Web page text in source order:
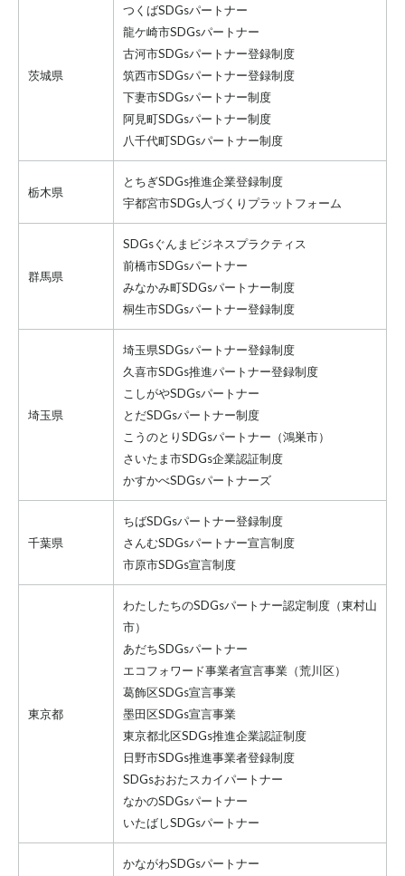
茨城県
つくばSDGsパートナー
龍ケ崎市SDGsパートナー
古河市SDGsパートナー登録制度
筑西市SDGsパートナー登録制度
下妻市SDGsパートナー制度
阿見町SDGsパートナー制度
八千代町SDGsパートナー制度
栃木県
とちぎSDGs推進企業登録制度
宇都宮市SDGs人づくりプラットフォーム
群馬県
SDGsぐんまビジネスプラクティス
前橋市SDGsパートナー
みなかみ町SDGsパートナー制度
桐生市SDGsパートナー登録制度
埼玉県
埼玉県SDGsパートナー登録制度
久喜市SDGs推進パートナー登録制度
こしがやSDGsパートナー
とだSDGsパートナー制度
こうのとりSDGsパートナー （鴻巣市）
さいたま市SDGs企業認証制度
かすかべSDGsパートナーズ
千葉県
ちばSDGsパートナー登録制度
さんむSDGsパートナー宣言制度
市原市SDGs宣言制度
東京都
わたしたちのSDGsパートナー認定制度 （東村山
市）
あだちSDGsパートナー
エコフォワード事業者宣言事業 （荒川区）
葛飾区SDGs宣言事業
墨田区SDGs宣言事業
東京都北区SDGs推進企業認証制度
日野市SDGs推進事業者登録制度
SDGsおおたスカイパートナー
なかのSDGsパートナー
いたばしSDGsパートナー
かながわSDGsパートナー